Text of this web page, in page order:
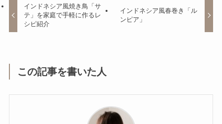
インドネシア風焼き鳥「サ
テ」を家庭で手軽に作るレ
シピ紹介
インドネシア風春巻き「ル
ンピア」
この記事を書いた人